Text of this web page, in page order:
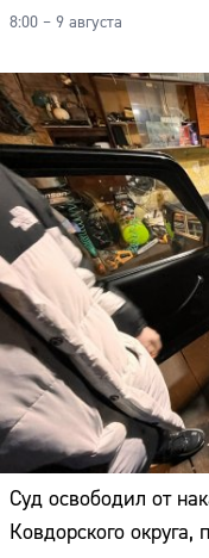
8:00 – 9 августа
Суд освободил от
Ковдорского округа,